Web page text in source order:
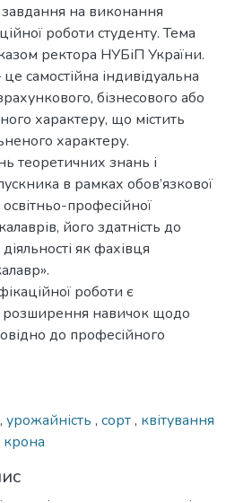
на виконання
роботи студенту. Тема
ректора НУБіП України.
самостійна індивідуальна
бізнесового або
характеру, що містить
характеру.
теоретичних знань і
в рамках обов’язкової
професійної
його здатність до
як фахівця
роботи є
розширення навичок щодо
до професійного
, урожайність , сорт, квітування
крона